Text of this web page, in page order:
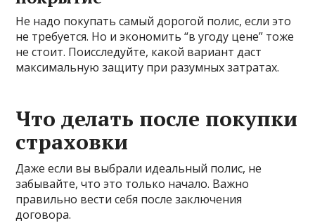
Не надо покупать самый дорогой полис, если это
не требуется. Но и экономить “в угоду цене” тоже
не стоит. Поисследуйте, какой вариант даст
максимальную защиту при разумных затратах.
Что делать после покупки
страховки
Даже если вы выбрали идеальный полис, не
забывайте, что это только начало. Важно
правильно вести себя после заключения
договора.